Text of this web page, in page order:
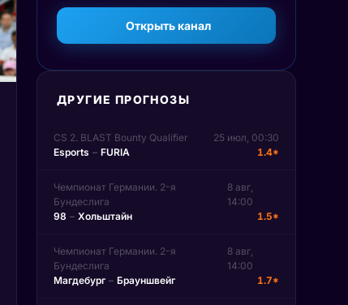
Открыть канал
ДРУГИЕ ПРОГНОЗЫ
CS 2. BLAST Bounty Qualifier
25 июл, 00:30
Esports – FURIA 1.4*
Чемпионат Германии. 2-я
Бундеслига
8 авг,
14:00
98 – Хольштайн 1.5*
Чемпионат Германии. 2-я
Бундеслига
8 авг,
14:00
Магдебург – Брауншвейг 1.7*